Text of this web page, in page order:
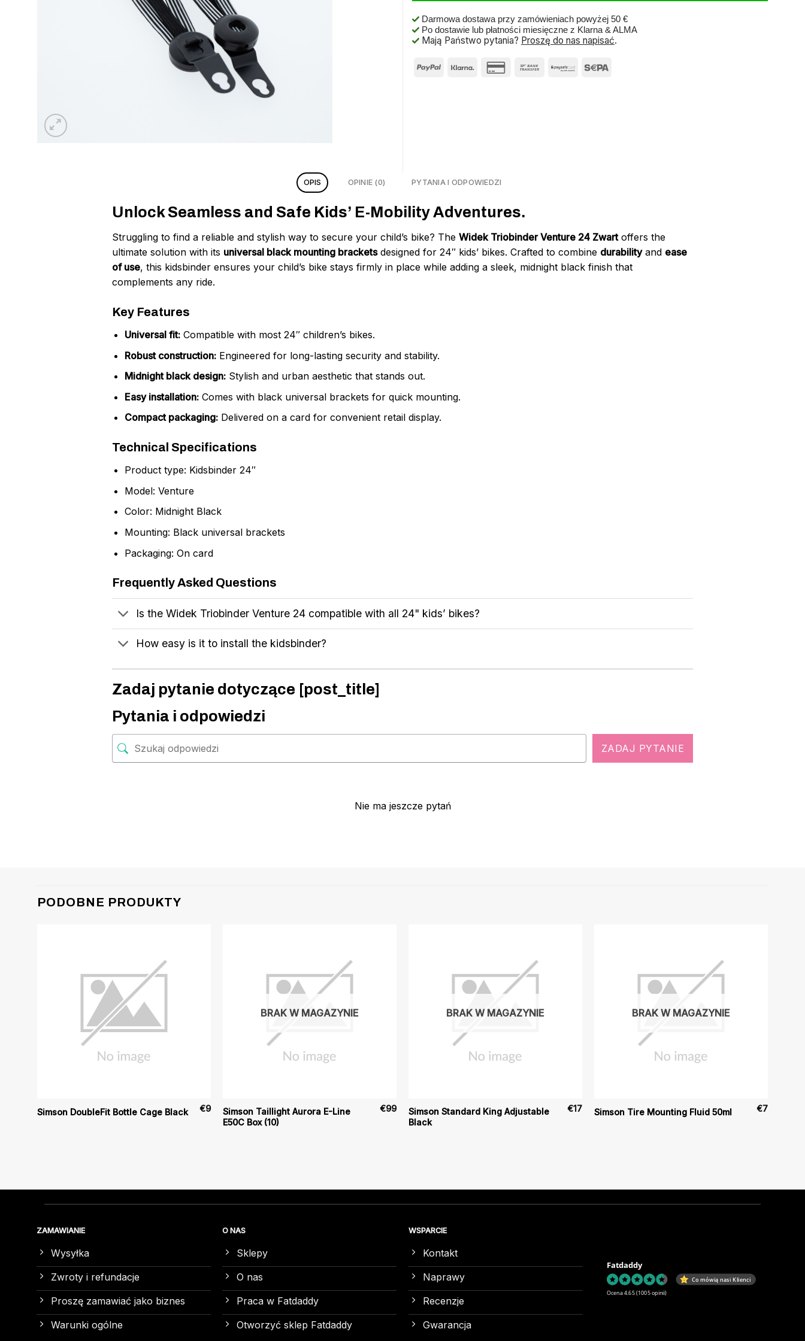
Darmowa dostawa przy zamówieniach powyżej 50 €
Po dostawie lub płatności miesięczne z Klarna & ALMA
Mają Państwo pytania? Proszę do nas napisać.
OPIS OPINIE (0) PYTANIA I ODPOWIEDZI
Unlock Seamless and Safe Kids’ E-Mobility Adventures.
Struggling to find a reliable and stylish way to secure your child’s bike? The Widek Triobinder Venture 24 Zwartoffers the
ultimate solution with its universal black mounting bracketsdesigned for 24″ kids’ bikes. Crafted to combine durabilityand ease
of use, this kidsbinder ensures your child’s bike stays firmly in place while adding a sleek, midnight black finish that
complements any ride.
Key Features
Universal fit:Compatible with most 24″ children’s bikes.
Robust construction:Engineered for long-lasting security and stability.
Midnight black design:Stylish and urban aesthetic that stands out.
Easy installation:Comes with black universal brackets for quick mounting.
Compact packaging:Delivered on a card for convenient retail display.
Technical Specifications
Product type: Kidsbinder 24″
Model: Venture
Color: Midnight Black
Mounting: Black universal brackets
Packaging: On card
Frequently Asked Questions
Is the Widek Triobinder Venture 24 compatible with all 24" kids’ bikes?
How easy is it to install the kidsbinder?
Zadaj pytanie dotyczące [post_title]
Pytania i odpowiedzi
ZADAJ PYTANIE
Nie ma jeszcze pytań
PODOBNE PRODUKTY
Simson DoubleFit Bottle Cage Black €9
BRAK W MAGAZYNIE
Simson Taillight Aurora E-Line
E50C Box (10)
€99
BRAK W MAGAZYNIE
Simson Standard King Adjustable
Black
€17
BRAK W MAGAZYNIE
Simson Tire Mounting Fluid 50ml €7
ZAMAWIANIE
Wysyłka
Zwroty i refundacje
Proszę zamawiać jako biznes
Warunki ogólne
O NAS
Sklepy
O nas
Praca w Fatdaddy
Otworzyć sklep Fatdaddy
WSPARCIE
Kontakt
Naprawy
Recenzje
Gwarancja
Fatdaddy
Co mówią nasi Klienci
Ocena 4.65 (1005 opinii)